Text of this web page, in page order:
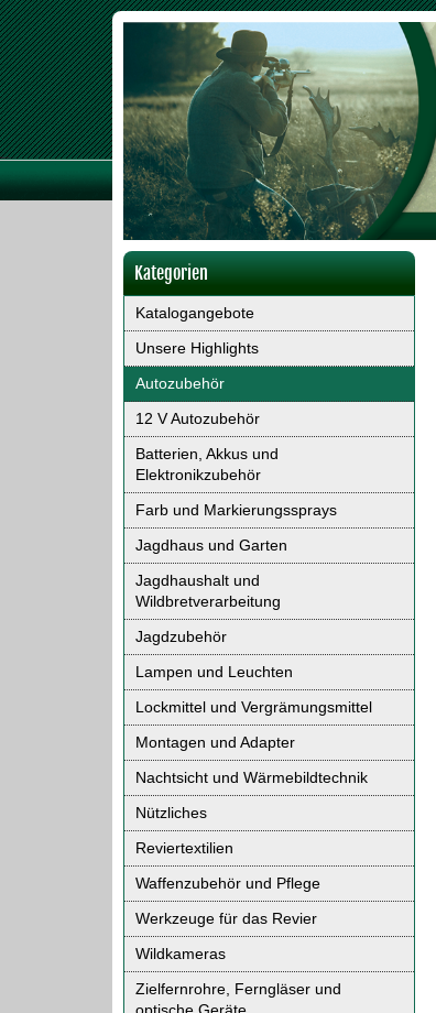
Kategorien
Katalogangebote
Unsere Highlights
Autozubehör
12 V Autozubehör
Batterien, Akkus und
Elektronikzubehör
Farb und Markierungssprays
Jagdhaus und Garten
Jagdhaushalt und
Wildbretverarbeitung
Jagdzubehör
Lampen und Leuchten
Lockmittel und Vergrämungsmittel
Montagen und Adapter
Nachtsicht und Wärmebildtechnik
Nützliches
Reviertextilien
Waffenzubehör und Pflege
Werkzeuge für das Revier
Wildkameras
Zielfernrohre, Ferngläser und